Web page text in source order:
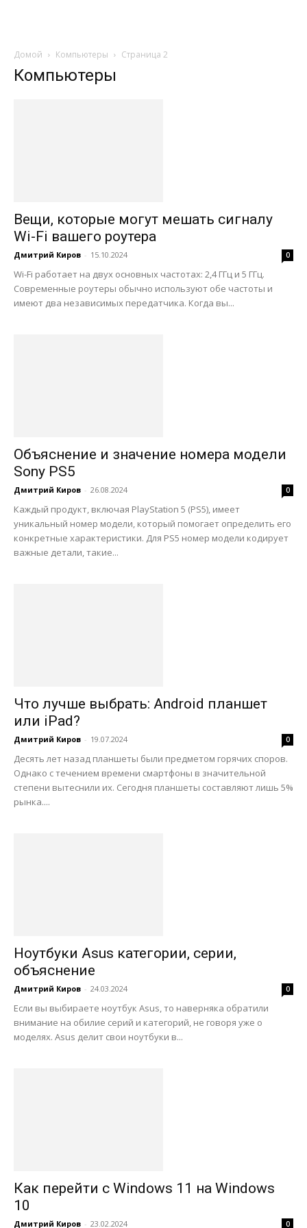
Домой Компьютеры Страница 2
Компьютеры
Вещи, которые могут мешать сигналу
Wi-Fi вашего роутера
Дмитрий Киров - 15.10.2024 0
Wi-Fi работает на двух основных частотах: 2,4 ГГц и 5 ГГц.
Современные роутеры обычно используют обе частоты и
имеют два независимых передатчика. Когда вы...
Объяснение и значение номера модели
Sony PS5
Дмитрий Киров - 26.08.2024 0
Каждый продукт, включая PlayStation 5 (PS5), имеет
уникальный номер модели, который помогает определить его
конкретные характеристики. Для PS5 номер модели кодирует
важные детали, такие...
Что лучше выбрать: Android планшет
или iPad?
Дмитрий Киров - 19.07.2024 0
Десять лет назад планшеты были предметом горячих споров.
Однако с течением времени смартфоны в значительной
степени вытеснили их. Сегодня планшеты составляют лишь 5%
рынка....
Ноутбуки Asus категории, серии,
объяснение
Дмитрий Киров - 24.03.2024 0
Если вы выбираете ноутбук Asus, то наверняка обратили
внимание на обилие серий и категорий, не говоря уже о
моделях. Asus делит свои ноутбуки в...
Как перейти с Windows 11 на Windows
10
Дмитрий Киров - 23.02.2024 0